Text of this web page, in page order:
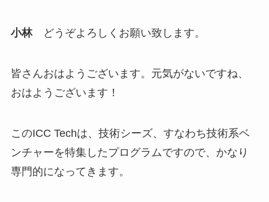
小林どうぞよろしくお願い致します。
皆さんおはようございます。元気がないですね、
おはようございます！
このICC Techは、技術シーズ、すなわち技術系ベ
ンチャーを特集したプログラムですので、かなり
専門的になってきます。